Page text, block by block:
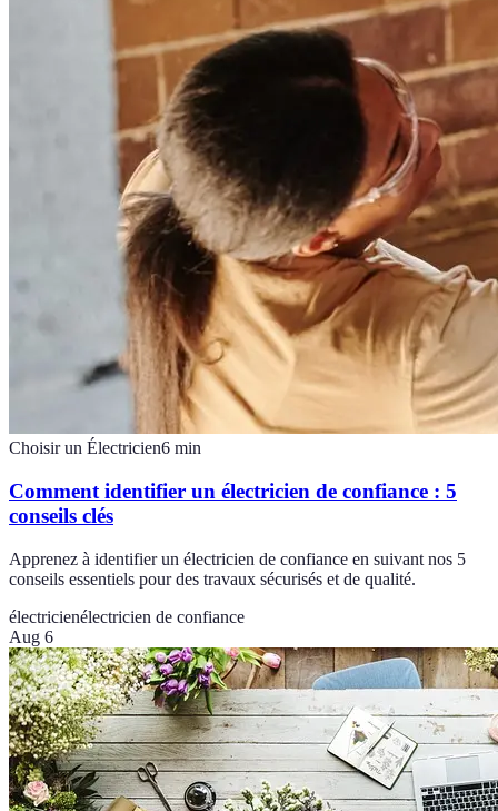
Choisir un Électricien6 min
Comment identifier un électricien de confiance : 5
conseils clés
Apprenez à identifier un électricien de confiance en suivant nos 5
conseils essentiels pour des travaux sécurisés et de qualité.
électricienélectricien de confiance
Aug 6